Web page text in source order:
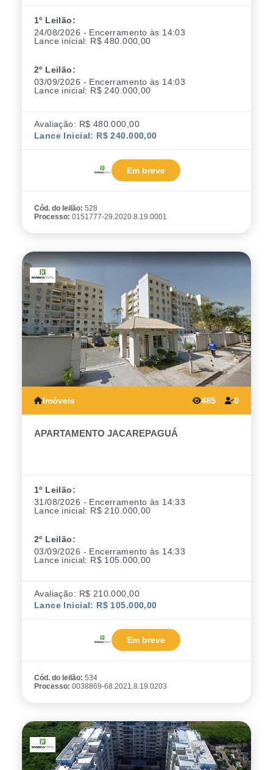
1º Leilão:
24/08/2026 - Encerramento às 14:03
Lance inicial: R$ 480.000,00
2º Leilão:
03/09/2026 - Encerramento às 14:03
Lance inicial: R$ 240.000,00
Avaliação: R$ 480.000,00
Lance Inicial: R$ 240.000,00
Em breve
Cód. do leilão: 528
Processo: 0151777-29.2020.8.19.0001
Imóveis 485 0
APARTAMENTO JACAREPAGUÁ
1º Leilão:
31/08/2026 - Encerramento às 14:33
Lance inicial: R$ 210.000,00
2º Leilão:
03/09/2026 - Encerramento às 14:33
Lance inicial: R$ 105.000,00
Avaliação: R$ 210.000,00
Lance Inicial: R$ 105.000,00
Em breve
Cód. do leilão: 534
Processo: 0038869-68.2021.8.19.0203